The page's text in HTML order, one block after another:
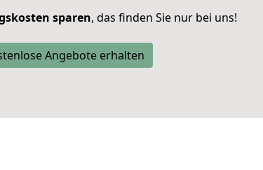
sparen, das finden Sie nur bei uns!
Angebote erhalten